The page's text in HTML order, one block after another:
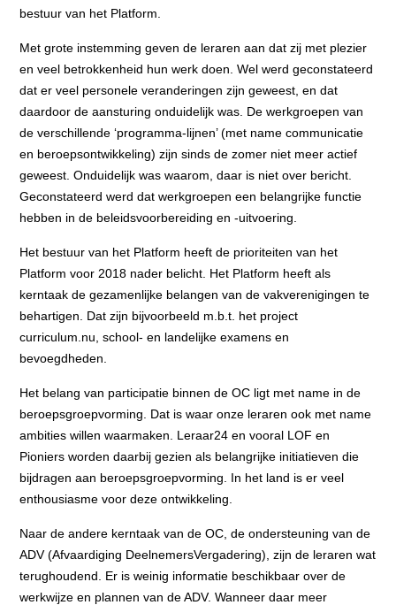
bestuur van het Platform.
Met grote instemming geven de leraren aan dat zij met plezier
en veel betrokkenheid hun werk doen. Wel werd geconstateerd
dat er veel personele veranderingen zijn geweest, en dat
daardoor de aansturing onduidelijk was. De werkgroepen van
de verschillende ‘programma-lijnen’ (met name communicatie
en beroepsontwikkeling) zijn sinds de zomer niet meer actief
geweest. Onduidelijk was waarom, daar is niet over bericht.
Geconstateerd werd dat werkgroepen een belangrijke functie
hebben in de beleidsvoorbereiding en -uitvoering.
Het bestuur van het Platform heeft de prioriteiten van het
Platform voor 2018 nader belicht. Het Platform heeft als
kerntaak de gezamenlijke belangen van de vakverenigingen te
behartigen. Dat zijn bijvoorbeeld m.b.t. het project
curriculum.nu, school- en landelijke examens en
bevoegdheden.
Het belang van participatie binnen de OC ligt met name in de
beroepsgroepvorming. Dat is waar onze leraren ook met name
ambities willen waarmaken. Leraar24 en vooral LOF en
Pioniers worden daarbij gezien als belangrijke initiatieven die
bijdragen aan beroepsgroepvorming. In het land is er veel
enthousiasme voor deze ontwikkeling.
Naar de andere kerntaak van de OC, de ondersteuning van de
ADV (Afvaardiging DeelnemersVergadering), zijn de leraren wat
terughoudend. Er is weinig informatie beschikbaar over de
werkwijze en plannen van de ADV. Wanneer daar meer